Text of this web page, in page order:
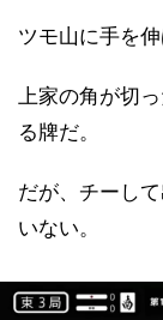
ツモ山に手を
上家の角が切
る牌だ。
だが、チーし
いない。